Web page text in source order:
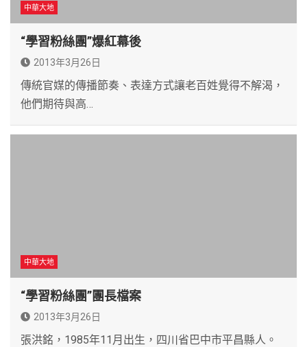
中華大地
“學習粉絲團”爆紅幕後
2013年3月26日
傳統官媒的傳播節奏、表達方式讓老百姓覺得不解渴，
他們期待與高…
中華大地
“學習粉絲團”團長檔案
2013年3月26日
張洪銘，1985年11月出生，四川省巴中市平昌縣人。